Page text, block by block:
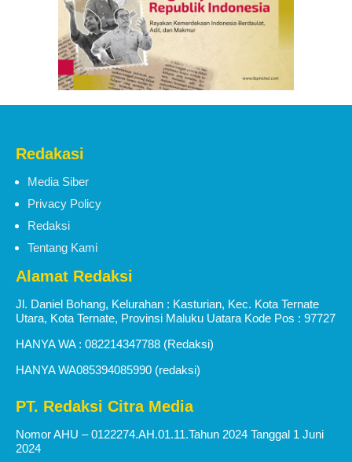
Redakasi
Media Siber
Privacy Policy
Redaksi
Tentang Kami
Alamat Redaksi
Jl. Daniel Bohang, Kelurahan : Kasturian, Kec. Kota Ternate
Utara, Kota Ternate, Provinsi Maluku Uatara Kode Pos : 97727
HANYA WA : 082214347788 (Redaksi)
HANYA WA085394085990 (redaksi)
PT. Redaksi Citra Media
Nomor AHU – 0122274.AH.01.11.Tahun 2024 Tanggal 1 Juni
2024